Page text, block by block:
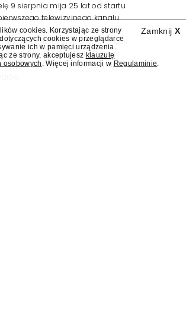
9 sierpnia mija 25 lat od startu
telewizyjnego kanału
w Polsce. Na ten dzień
finał urodzinowej trasy stacji
stąd". 25 lat TVN 24 dla Press.pl
Jarosław Kuźniar, Tomasz Lis i
Zamknij X
cookies. Korzystając ze strony
cookies w przeglądarce
ich w pamięci urządzenia.
ze strony, akceptujesz klauzulę
osobowych . Więcej informacji w Regulaminie.